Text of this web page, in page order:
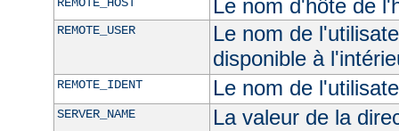
Le nom d'hôte de
REMOTE_USER
Le nom de
disponible à
REMOTE_IDENT Le nom de
SERVER_NAME
La valeur de la